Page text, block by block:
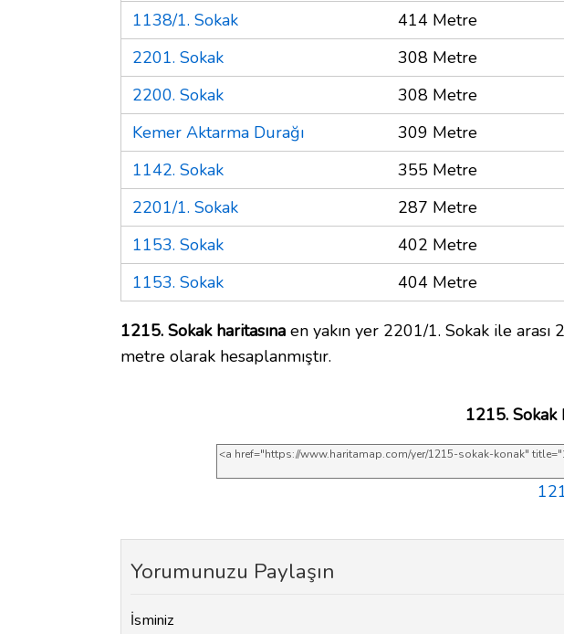
1138/1. Sokak
414 Metre
2201. Sokak
308 Metre
2200. Sokak
308 Metre
Kemer Aktarma Durağı
309 Metre
1142. Sokak
355 Metre
2201/1. Sokak
287 Metre
1153. Sokak
402 Metre
1153. Sokak
404 Metre
1215. Sokak haritasına en yakın yer 2201/1. Sokak ile arası
metre olarak hesaplanmıştır.
1215. Sokak
Yorumunuzu Paylaşın
İsminiz